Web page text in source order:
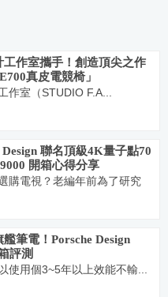
工作室攜手！創造頂尖之作
真皮電競椅」
作室（STUDIO F.A...
聯名頂級4K量子點70
開箱心得分享
購電視？老編年前為了研究
筆電！Porsche Design
評測
使用個3~5年以上效能不輸...